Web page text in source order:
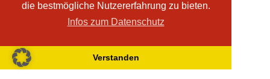
die bestmögliche Nutzererfahrung zu bieten.
Infos zum Datenschutz
Verstanden